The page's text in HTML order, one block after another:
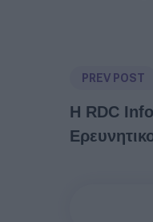
PREV POST
Η RDC